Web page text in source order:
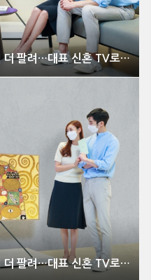
삼성 ‘더 프레임’, 전년 대비 4배 더 팔려…대표 신혼 TV로 자리매김
삼성 ‘더 프레임’, 전년 대비 4배 더 팔려…대표 신혼 TV로 자리매김